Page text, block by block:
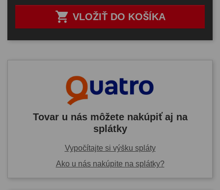
 VLOŽIŤ DO KOŠÍKA
Tovar u nás môžete nakúpiť aj na
splátky
Vypočítajte si výšku spláty
Ako u nás nakúpite na splátky?